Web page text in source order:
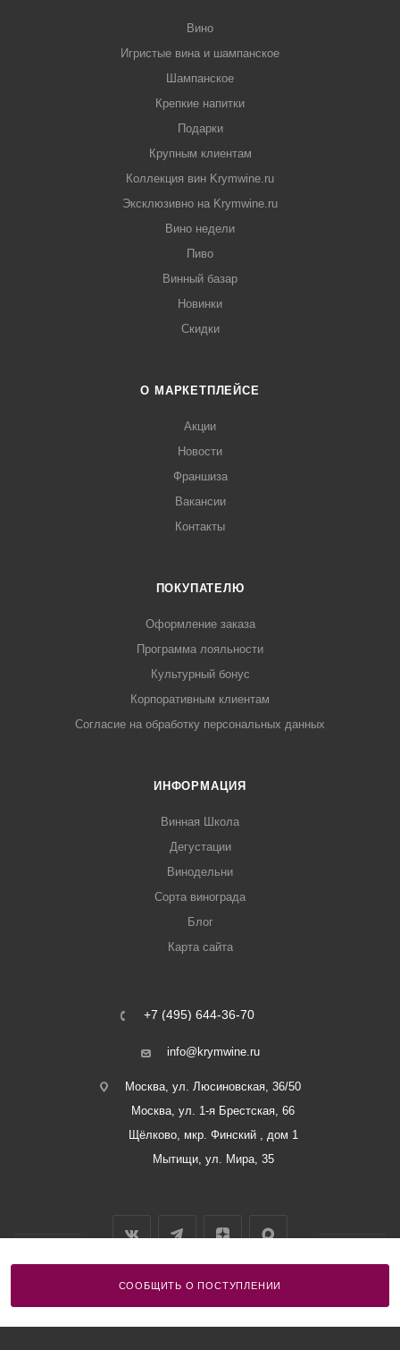
СООБЩИТЬ О ПОСТУПЛЕНИИ
Вино
Игристые вина и шампанское
Шампанское
Крепкие напитки
Подарки
Крупным клиентам
Коллекция вин Krymwine.ru
Эксклюзивно на Krymwine.ru
Вино недели
Пиво
Винный базар
Новинки
Скидки
О МАРКЕТПЛЕЙСЕ
Акции
Новости
Франшиза
Вакансии
Контакты
ПОКУПАТЕЛЮ
Оформление заказа
Программа лояльности
Культурный бонус
Корпоративным клиентам
Согласие на обработку персональных данных
ИНФОРМАЦИЯ
Винная Школа
Дегустации
Винодельни
Сорта винограда
Блог
Карта сайта
+7 (495) 644-36-70
info@krymwine.ru
Москва, ул. Люсиновская, 36/50
Москва, ул. 1-я Брестская, 66
Щёлково, мкр. Финский , дом 1
Мытищи, ул. Мира, 35